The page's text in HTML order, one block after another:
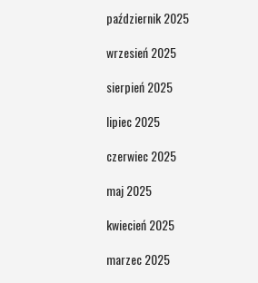
październik 2025
wrzesień 2025
sierpień 2025
lipiec 2025
czerwiec 2025
maj 2025
kwiecień 2025
marzec 2025